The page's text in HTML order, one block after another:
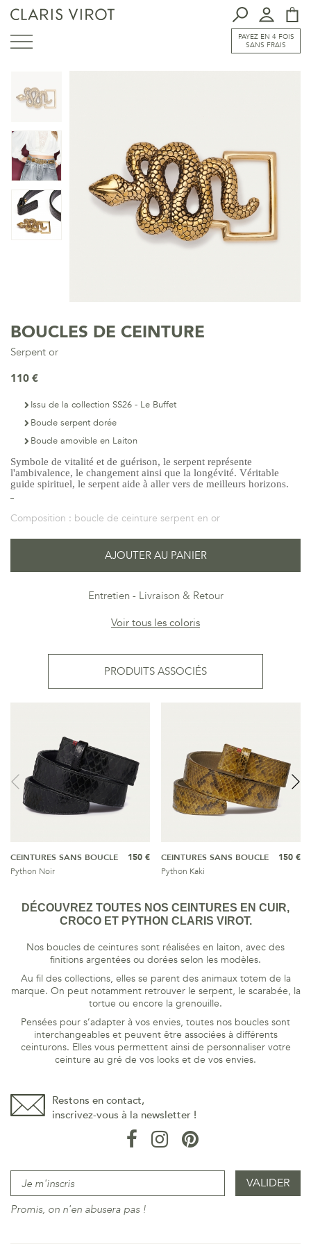
PAYEZ EN 4 FOIS
SANS FRAIS
BOUCLES DE CEINTURE
Serpent or
110 €
Issu de la collection SS26 - Le Buffet
Boucle serpent dorée
Boucle amovible en Laiton
Symbole de vitalité et de guérison, le serpent représente
l'ambivalence, le changement ainsi que la longévité. Véritable
guide spirituel, le serpent aide à aller vers de meilleurs horizons.
Composition : boucle de ceinture serpent en or
AJOUTER AU PANIER
Entretien
Livraison & Retour
Voir tous les coloris
PRODUITS ASSOCIÉS
CEINTURES SANS BOUCLE
Python Noir
150 €
CEINTURES SANS BOUCLE
Python Kaki
150 €
DÉCOUVREZ TOUTES NOS CEINTURES EN CUIR,
CROCO ET PYTHON CLARIS VIROT.
Nos boucles de ceintures sont réalisées en laiton, avec des
finitions argentées ou dorées selon les modèles.
Au fil des collections, elles se parent des animaux totem de la
marque. On peut notamment retrouver le serpent, le scarabée, la
tortue ou encore la grenouille.
Pensées pour s’adapter à vos envies, toutes nos boucles sont
interchangeables et peuvent être associées à différents
ceinturons. Elles vous permettent ainsi de personnaliser votre
ceinture au gré de vos looks et de vos envies.
Restons en contact,
inscrivez-vous à la newsletter !
Promis, on n'en abusera pas !